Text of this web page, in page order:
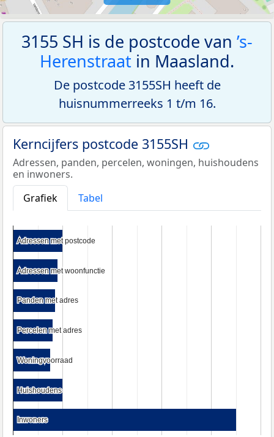
3155 SH is de postcode van ’s-
Herenstraat in Maasland.
De postcode 3155SH heeft de
huisnummerreeks 1 t/m 16.
Kerncijfers postcode 3155SH
Adressen, panden, percelen, woningen, huishoudens
en inwoners.
Grafiek
Tabel
Adressen met postcode
Adressen met postcode
Adressen met woonfunctie
Adressen met woonfunctie
Panden met adres
Panden met adres
Percelen met adres
Percelen met adres
Woningvoorraad
Woningvoorraad
Huishoudens
Huishoudens
Inwoners
Inwoners